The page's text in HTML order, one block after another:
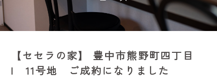
【セセラの家】 豊中市熊野町四丁目
I 11号地 ご成約になりました